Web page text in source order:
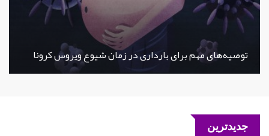
توصیه‌های مهم برای بارداری در زمان شیوع ویروس کرونا
جدیدترین